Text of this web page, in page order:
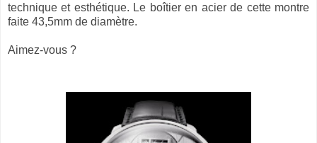
technique et esthétique. Le boîtier en acier de cette montre
faite 43,5mm de diamètre.
Aimez-vous ?